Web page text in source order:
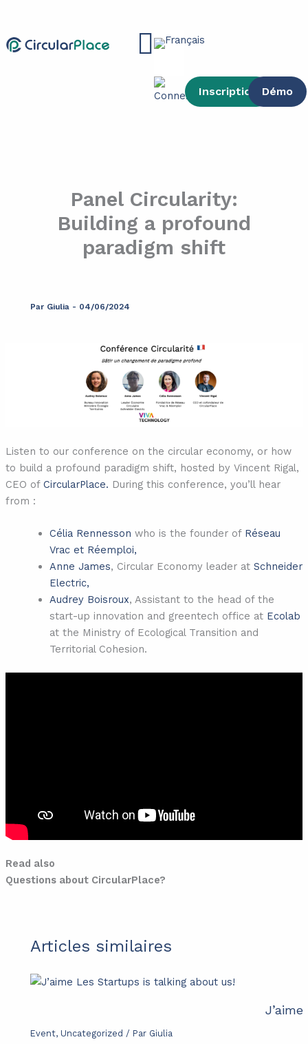
contenu
Main
Inscription Démo
Panel Circularity:
Building a profound
paradigm shift
Par Giulia - 04/06/2024
Listen to our conference on the circular economy, or how
to build a profound paradigm shift, hosted by Vincent Rigal,
CEO of CircularPlace. During this conference, you’ll hear
from :
Célia Rennesson who is the founder ofRéseau
Vrac et Réemploi,
Anne James, Circular Economy leader at Schneider
Electric,
Audrey Boisroux, Assistant to the head of the
start-up innovation and greentech office at Ecolab
at the Ministry of Ecological Transition and
Territorial Cohesion.
Read also
Questions about CircularPlace?
Articles similaires
Event, Uncategorized / Par Giulia